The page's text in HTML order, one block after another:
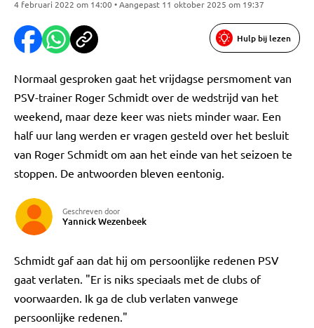
4 februari 2022 om 14:00 • Aangepast 11 oktober 2025 om 19:37
Hulp bij lezen
Normaal gesproken gaat het vrijdagse persmoment van
PSV-trainer Roger Schmidt over de wedstrijd van het
weekend, maar deze keer was niets minder waar. Een
half uur lang werden er vragen gesteld over het besluit
van Roger Schmidt om aan het einde van het seizoen te
stoppen. De antwoorden bleven eentonig.
Geschreven door
Yannick Wezenbeek
Schmidt gaf aan dat hij om persoonlijke redenen PSV
gaat verlaten. "Er is niks speciaals met de clubs of
voorwaarden. Ik ga de club verlaten vanwege
persoonlijke redenen."